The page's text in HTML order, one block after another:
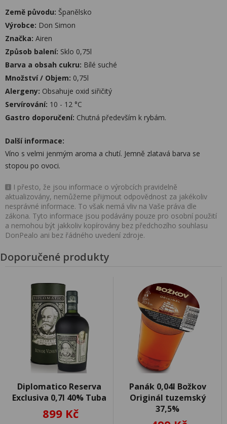
Země původu: Španělsko
Výrobce: Don Simon
Značka: Airen
Způsob balení: Sklo 0,75l
Barva a obsah cukru: Bílé suché
Množství / Objem: 0,75l
Alergeny: Obsahuje oxid siřičitý
Servírování: 10 - 12 °C
Gastro doporučení: Chutná především k rybám.
Další informace:
Víno s velmi jenmým aroma a chutí. Jemně zlatavá barva se
stopou po ovoci.
I přesto, že jsou informace o výrobcích pravidelně
aktualizovány, nemůžeme přijmout odpovědnost za jakékoliv
nesprávné informace. To však nemá vliv na Vaše práva dle
zákona. Tyto informace jsou podávány pouze pro osobní použití
a nemohou být jakkoliv kopírovány bez předchozího souhlasu
DonPealo ani bez řádného uvedení zdroje.
Doporučené produkty
Diplomatico Reserva
Exclusiva 0,7l 40% Tuba
899 Kč
Panák 0,04l Božkov
Originál tuzemský
37,5%